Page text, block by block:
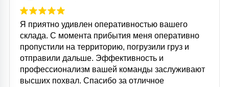
Я приятно удивлен оперативностью вашего
склада. С момента прибытия меня оперативно
пропустили на территорию, погрузили груз и
отправили дальше. Эффективность и
профессионализм вашей команды заслуживают
высших похвал. Спасибо за отличное